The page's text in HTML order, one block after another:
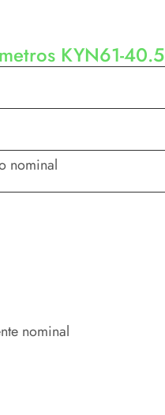
KYN61-40.5
nominal
nominal